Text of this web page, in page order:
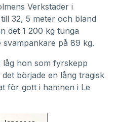
Verkstäder i
32, 5 meter och bland
det 1 200 kg tunga
på 89 kg.
låg hon som fyrskepp
började en lång tragisk
för gott i hamnen i Le